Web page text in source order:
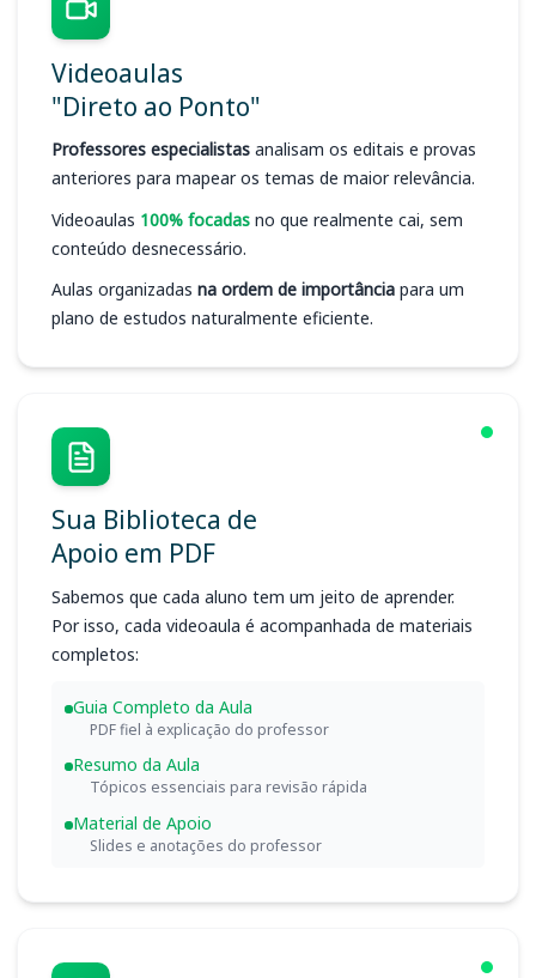
Videoaulas
"Direto ao Ponto"
Professores especialistas analisam os editais e provas
anteriores para mapear os temas de maior relevância.
Videoaulas 100% focadas no que realmente cai, sem
conteúdo desnecessário.
Aulas organizadas na ordem de importância para um
plano de estudos naturalmente eficiente.
Sua Biblioteca de
Apoio em PDF
Sabemos que cada aluno tem um jeito de aprender.
Por isso, cada videoaula é acompanhada de materiais
completos:
Guia Completo da Aula
PDF fiel à explicação do professor
Resumo da Aula
Tópicos essenciais para revisão rápida
Material de Apoio
Slides e anotações do professor